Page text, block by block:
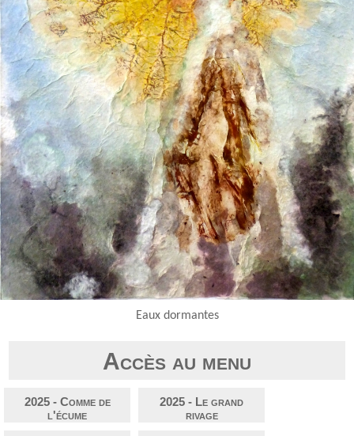
Eaux dormantes
Accès au menu
2025 - Comme de
l'écume
2025 - Le grand
rivage